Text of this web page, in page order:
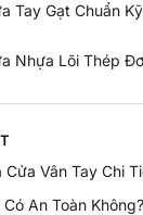
Tay Gạt Chuẩn
Nhựa Lõi Thép
Cửa Vân Tay Chi
An Toàn